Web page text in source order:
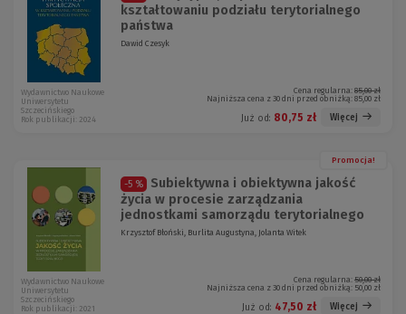
kształtowaniu podziału terytorialnego
państwa
Dawid Czesyk
Cena regularna: 85,00 zł
Najniższa cena z 30 dni przed obniżką: 85,00 zł
Już od: 80,75 zł Więcej
Wydawnictwo Naukowe
Uniwersytetu
Szczecińskiego
Rok publikacji: 2024
Promocja!
-5 %
Subiektywna i obiektywna jakość
życia w procesie zarządzania
jednostkami samorządu terytorialnego
Krzysztof Błoński, Burlita Augustyna, Jolanta Witek
Cena regularna: 50,00 zł
Najniższa cena z 30 dni przed obniżką: 50,00 zł
Już od: 47,50 zł Więcej
Wydawnictwo Naukowe
Uniwersytetu
Szczecińskiego
Rok publikacji: 2021